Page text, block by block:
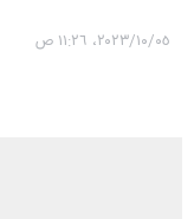
٠٥‏/١٠‏/٢٠٢٣، ١١:٢٦ ص